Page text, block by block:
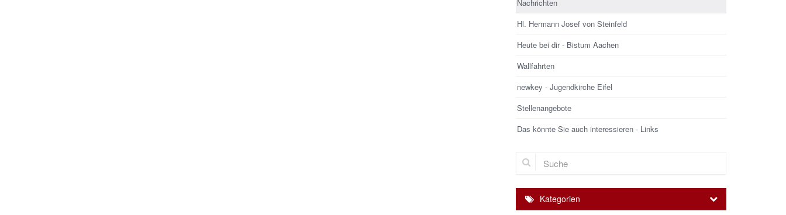
Nachrichten
Hl. Hermann Josef von Steinfeld
Heute bei dir - Bistum Aachen
Wallfahrten
newkey - Jugendkirche Eifel
Stellenangebote
Das könnte Sie auch interessieren - Links
Suche
Kategorien